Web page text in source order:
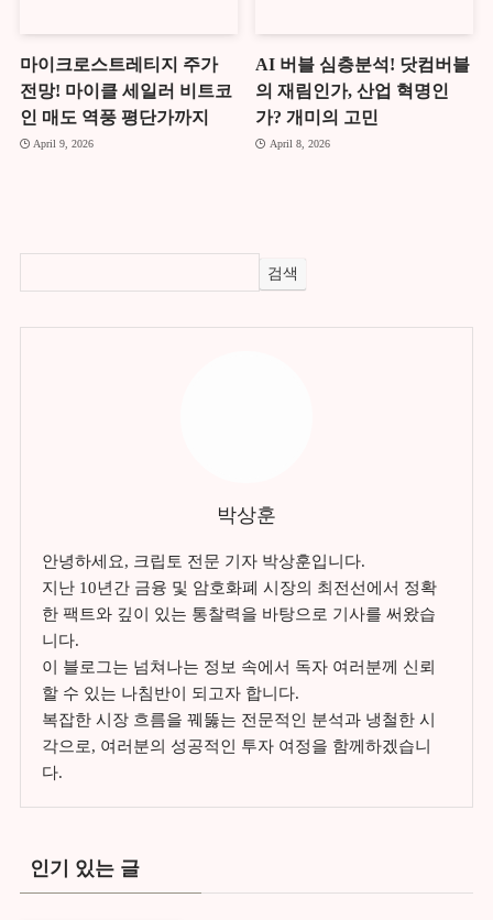
마이크로스트레티지 주가
전망! 마이클 세일러 비트코
인 매도 역풍 평단가까지
April 9, 2026
AI 버블 심층분석! 닷컴버블
의 재림인가, 산업 혁명인
가? 개미의 고민
April 8, 2026
검색
박상훈
안녕하세요, 크립토 전문 기자 박상훈입니다.
지난 10년간 금융 및 암호화폐 시장의 최전선에서 정확
한 팩트와 깊이 있는 통찰력을 바탕으로 기사를 써왔습
니다.
이 블로그는 넘쳐나는 정보 속에서 독자 여러분께 신뢰
할 수 있는 나침반이 되고자 합니다.
복잡한 시장 흐름을 꿰뚫는 전문적인 분석과 냉철한 시
각으로, 여러분의 성공적인 투자 여정을 함께하겠습니
다.
인기 있는 글